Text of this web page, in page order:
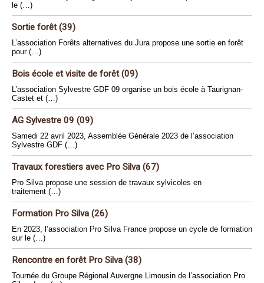
le (…)
Sortie forêt (39)
L’association Forêts alternatives du Jura propose une sortie en forêt
pour (…)
Bois école et visite de forêt (09)
L’association Sylvestre GDF 09 organise un bois école à Taurignan-
Castet et (…)
AG Sylvestre 09 (09)
Samedi 22 avril 2023, Assemblée Générale 2023 de l’association
Sylvestre GDF (…)
Travaux forestiers avec Pro Silva (67)
Pro Silva propose une session de travaux sylvicoles en
traitement (…)
Formation Pro Silva (26)
En 2023, l’association Pro Silva France propose un cycle de formation
sur le (…)
Rencontre en forêt Pro Silva (38)
Tournée du Groupe Régional Auvergne Limousin de l’association Pro